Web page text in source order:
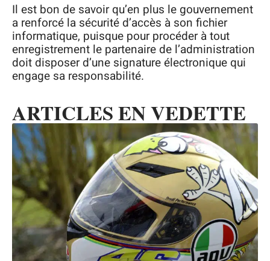
Il est bon de savoir qu’en plus le gouvernement
a renforcé la sécurité d’accès à son fichier
informatique, puisque pour procéder à tout
enregistrement le partenaire de l’administration
doit disposer d’une signature électronique qui
engage sa responsabilité.
ARTICLES EN VEDETTE